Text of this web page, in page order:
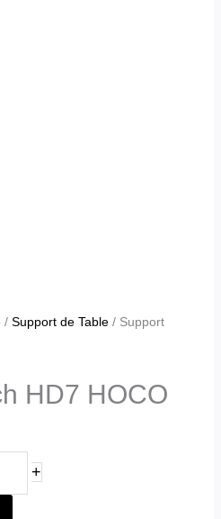
/ Support de Table/ Support
HD7 HOCO
+